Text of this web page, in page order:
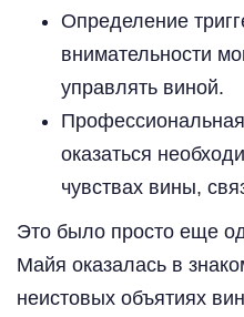
Определение
внимательности
управлять виной.
оказаться
чувствах вины,
Это было просто еще
Майя оказалась в
неистовых объятиях